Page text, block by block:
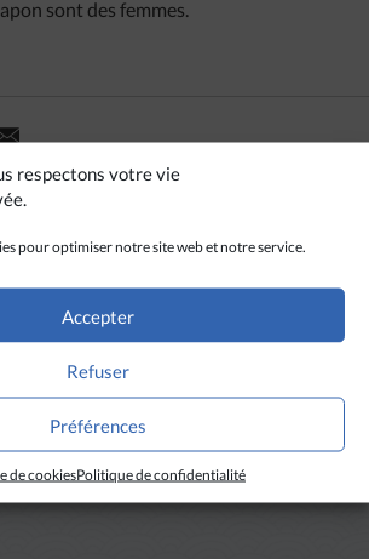
respectons votre vie
pour optimiser notre site web et notre service.
Accepter
Refuser
Préférences
de cookiesPolitique de confidentialité
sont des femmes.
LIRE AUSSI